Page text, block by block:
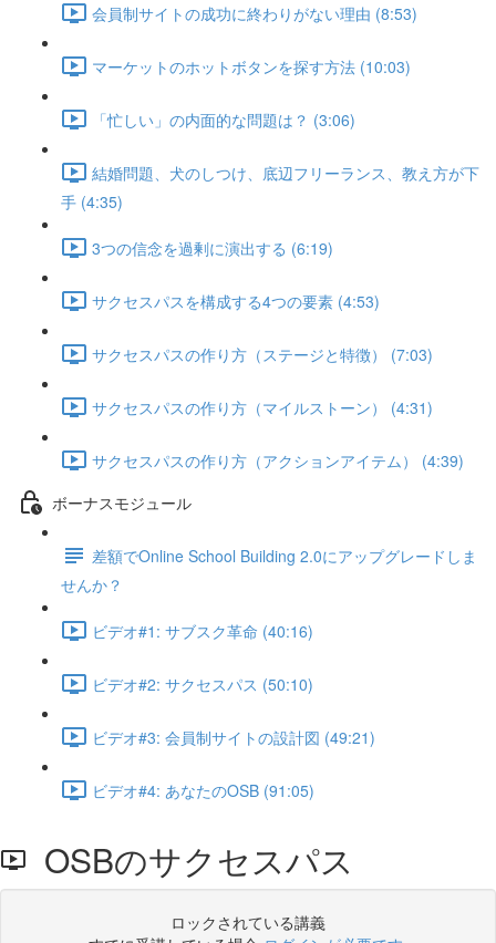
会員制サイトの成功に終わりがない理由 (8:53)
マーケットのホットボタンを探す方法 (10:03)
「忙しい」の内面的な問題は？ (3:06)
結婚問題、犬のしつけ、底辺フリーランス、教え方が下
手 (4:35)
3つの信念を過剰に演出する (6:19)
サクセスパスを構成する4つの要素 (4:53)
サクセスパスの作り方（ステージと特徴） (7:03)
サクセスパスの作り方（マイルストーン） (4:31)
サクセスパスの作り方（アクションアイテム） (4:39)
ボーナスモジュール
差額でOnline School Building 2.0にアップグレードしま
せんか？
ビデオ#1: サブスク革命 (40:16)
ビデオ#2: サクセスパス (50:10)
ビデオ#3: 会員制サイトの設計図 (49:21)
ビデオ#4: あなたのOSB (91:05)
OSBのサクセスパス
ロックされている講義